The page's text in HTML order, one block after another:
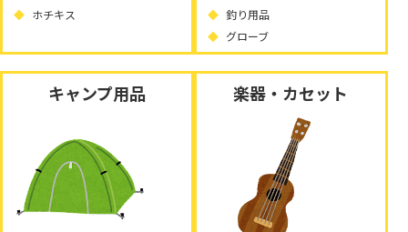
ホチキス
釣り用品
グローブ
キャンプ用品 楽器・カセット